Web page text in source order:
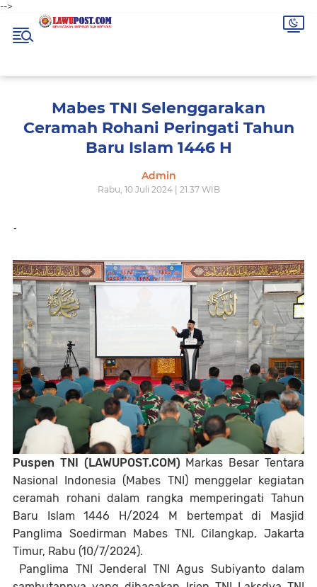
-->
Mabes TNI Selenggarakan
Ceramah Rohani Peringati Tahun
Baru Islam 1446 H
Admin
Rabu, 10 Juli 2024 | 21.37 WIB
-
Puspen TNI (LAWUPOST.COM) Markas Besar Tentara
Nasional Indonesia (Mabes TNI) menggelar kegiatan
ceramah rohani dalam rangka memperingati Tahun
Baru Islam 1446 H/2024 M bertempat di Masjid
Panglima Soedirman Mabes TNI, Cilangkap, Jakarta
Timur, Rabu (10/7/2024).
Panglima TNI Jenderal TNI Agus Subiyanto dalam